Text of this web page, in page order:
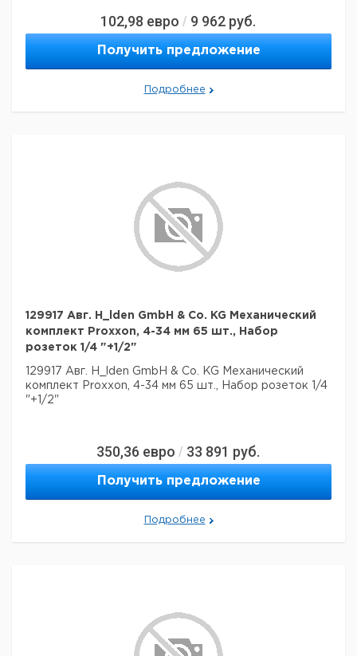
102,98 евро / 9 962 руб.
Получить предложение
Подробнее
129917 Авг. H_lden GmbH & Co. KG Механический
комплект Proxxon, 4-34 мм 65 шт., Набор
розеток 1/4 "+1/2"
129917 Авг. H_lden GmbH & Co. KG Механический
комплект Proxxon, 4-34 мм 65 шт., Набор розеток 1/4
"+1/2"
350,36 евро / 33 891 руб.
Получить предложение
Подробнее